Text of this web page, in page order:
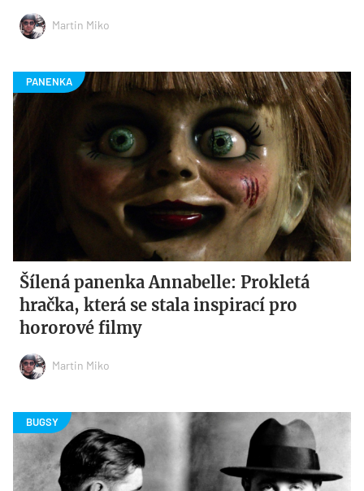
Martin Miko
Šílená panenka Annabelle: Prokletá
hračka, která se stala inspirací pro
hororové filmy
Martin Miko